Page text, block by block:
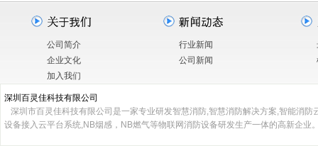
公司简介
企业文化
加入我们
行业新闻
公司新闻
深圳百灵佳科技有限公司
深圳市百灵佳科技有限公司是一家专业研发智慧消防,智慧消防解决方案,智能消防
设备接入云平台系统,NB烟感，NB燃气等物联网消防设备研发生产一体的高新企业